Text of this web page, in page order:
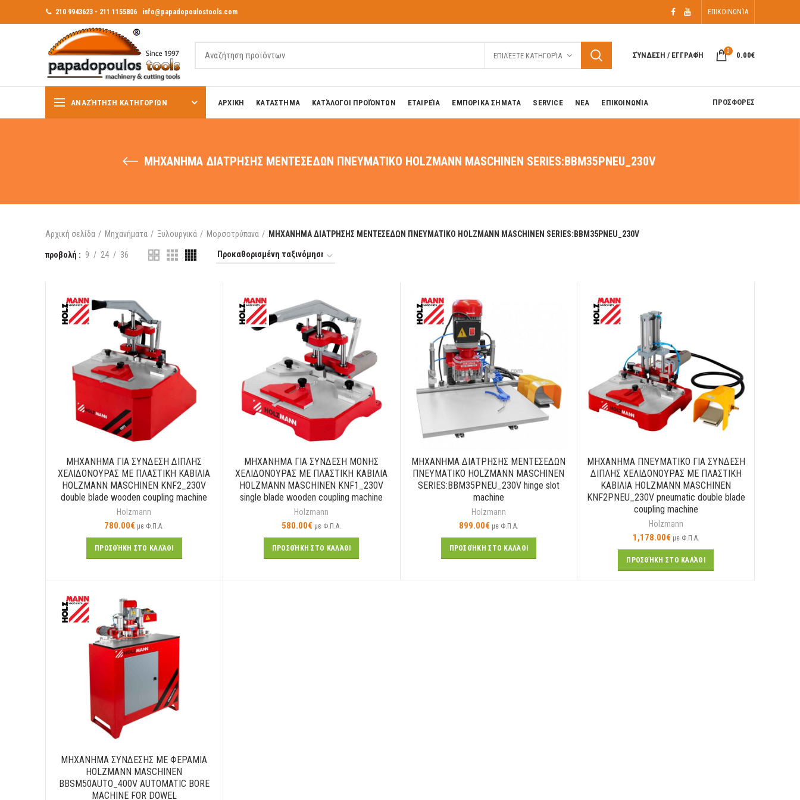
210 9943623 - 211 1155806 info@papadopoulostools.com ΕΠΙΚΟΙΝΩΝΊΑ
ΕΠΙΛΈΞΤΕ ΚΑΤΗΓΟΡΊΑ ΣΎΝΔΕΣΗ / ΕΓΓΡΑΦΉ 0 0.00€
ΑΝΑΖΉΤΗΣΗ ΚΑΤΗΓΟΡΙΏΝ ΑΡΧΙΚΗ ΚΑΤΑΣΤΗΜΑ ΚΑΤΆΛΟΓΟΙ ΠΡΟΪΌΝΤΩΝ ΕΤΑΙΡΕΊΑ ΕΜΠΟΡΙΚΑ ΣΗΜΑΤΑ SERVICE ΝΕΑ ΕΠΙΚΟΙΝΩΝΊΑ ΠΡΟΣΦΟΡΕΣ
ΜΗΧΑΝΗΜΑ ΔΙΑΤΡΗΣΗΣ ΜΕΝΤΕΣΕΔΩΝ ΠΝΕΥΜΑΤΙΚΟ HOLZMANN MASCHINEN SERIES:BBM35PNEU_230V
Αρχική σελίδα Μηχανήματα Ξυλουργικά Μορσοτρύπανα ΜΗΧΑΝΗΜΑ ΔΙΑΤΡΗΣΗΣ ΜΕΝΤΕΣΕΔΩΝ ΠΝΕΥΜΑΤΙΚΟ HOLZMANN MASCHINEN SERIES:BBM35PNEU_230V
προβολή 9 24 36
ΜΗΧΑΝΗΜΑ ΓΙΑ ΣΥΝΔΕΣΗ ΔΙΠΛΗΣ
ΧΕΛΙΔΟΝΟΥΡΑΣ ΜΕ ΠΛΑΣΤΙΚΗ ΚΑΒΙΛΙΑ
HOLZMANN MASCHINEN KNF2_230V
double blade wooden coupling machine
Holzmann
780.00€ με Φ.Π.Α.
ΠΡΟΣΘΉΚΗ ΣΤΟ ΚΑΛΆΘΙ
ΜΗΧΑΝΗΜΑ ΓΙΑ ΣΥΝΔΕΣΗ ΜΟΝΗΣ
ΧΕΛΙΔΟΝΟΥΡΑΣ ΜΕ ΠΛΑΣΤΙΚΗ ΚΑΒΙΛΙΑ
HOLZMANN MASCHINEN KNF1_230V
single blade wooden coupling machine
Holzmann
580.00€ με Φ.Π.Α.
ΠΡΟΣΘΉΚΗ ΣΤΟ ΚΑΛΆΘΙ
ΜΗΧΑΝΗΜΑ ΔΙΑΤΡΗΣΗΣ ΜΕΝΤΕΣΕΔΩΝ
ΠΝΕΥΜΑΤΙΚΟ HOLZMANN MASCHINEN
SERIES:BBM35PNEU_230V hinge slot
machine
Holzmann
899.00€ με Φ.Π.Α.
ΠΡΟΣΘΉΚΗ ΣΤΟ ΚΑΛΆΘΙ
ΜΗΧΑΝΗΜΑ ΠΝΕΥΜΑΤΙΚΟ ΓΙΑ ΣΥΝΔΕΣΗ
ΔΙΠΛΗΣ ΧΕΛΙΔΟΝΟΥΡΑΣ ΜΕ ΠΛΑΣΤΙΚΗ
ΚΑΒΙΛΙΑ HOLZMANN MASCHINEN
KNF2PNEU_230V pneumatic double blade
coupling machine
Holzmann
1,178.00€ με Φ.Π.Α.
ΠΡΟΣΘΉΚΗ ΣΤΟ ΚΑΛΆΘΙ
ΜΗΧΑΝΗΜΑ ΣΥΝΔΕΣΗΣ ΜΕ ΦΕΡΑΜΙΑ
HOLZMANN MASCHINEN
BBSM50AUTO_400V AUTOMATIC BORE
MACHINE FOR DOWEL